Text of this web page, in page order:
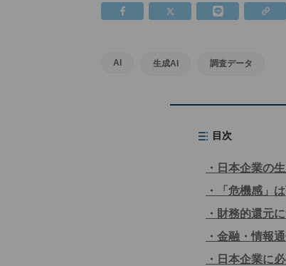
AI 生成AI 調査データ
目次
日本企業の
「危機感」
財務的還元
金融・情報
日本企業に